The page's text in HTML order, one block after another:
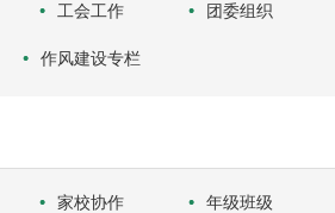
工会工作 团委组织
作风建设专栏
家校协作 年级班级